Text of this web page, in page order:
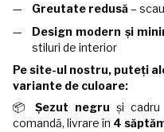
Greutate redusă –
Design modern și
stiluri de interior
Pe site-ul nostru, puteți
variante de culoare:
📦 Șezut negru și
comandă, livrare în 4